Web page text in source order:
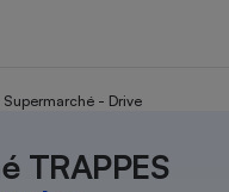
Supermarché - Drive
TRAPPES
Additifs
de défense